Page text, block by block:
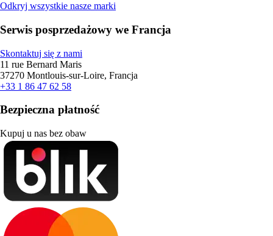
Odkryj wszystkie nasze marki
Serwis posprzedażowy we Francja
Skontaktuj się z nami
11 rue Bernard Maris
37270 Montlouis-sur-Loire, Francja
+33 1 86 47 62 58
Bezpieczna płatność
Kupuj u nas bez obaw